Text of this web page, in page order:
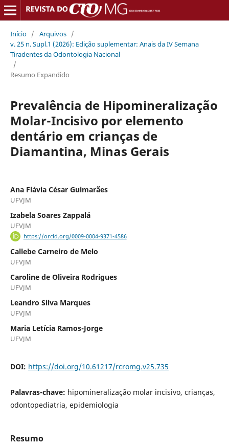
Início / Arquivos /
v. 25 n. Supl.1 (2026): Edição suplementar: Anais da IV Semana
Tiradentes da Odontologia Nacional
/
Resumo Expandido
Prevalência de Hipomineralização
Molar-Incisivo por elemento
dentário em crianças de
Diamantina, Minas Gerais
Ana Flávia César Guimarães
UFVJM
Izabela Soares Zappalá
UFVJM
https://orcid.org/0009-0004-9371-4586
Callebe Carneiro de Melo
UFVJM
Caroline de Oliveira Rodrigues
UFVJM
Leandro Silva Marques
UFVJM
Maria Letícia Ramos-Jorge
UFVJM
DOI: https://doi.org/10.61217/rcromg.v25.735
Palavras-chave: hipomineralização molar incisivo, crianças,
odontopediatria, epidemiologia
Resumo